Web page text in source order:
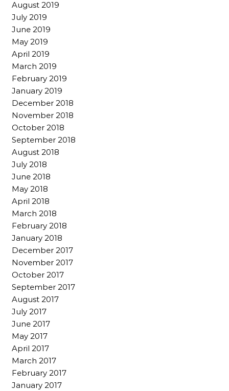
August 2019
July 2019
June 2019
May 2019
April 2019
March 2019
February 2019
January 2019
December 2018
November 2018
October 2018
September 2018
August 2018
July 2018
June 2018
May 2018
April 2018
March 2018
February 2018
January 2018
December 2017
November 2017
October 2017
September 2017
August 2017
July 2017
June 2017
May 2017
April 2017
March 2017
February 2017
January 2017